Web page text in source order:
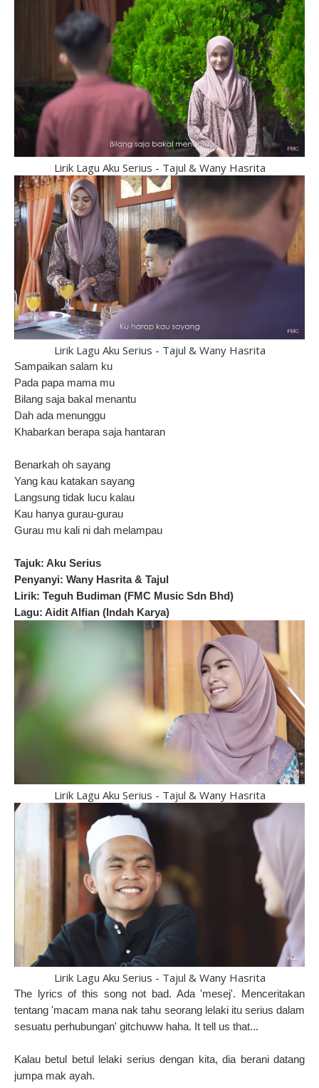
Lirik Lagu Aku Serius - Tajul & Wany Hasrita
Lirik Lagu Aku Serius - Tajul & Wany Hasrita
Sampaikan salam ku
Pada papa mama mu
Bilang saja bakal menantu
Dah ada menunggu
Khabarkan berapa saja hantaran
Benarkah oh sayang
Yang kau katakan sayang
Langsung tidak lucu kalau
Kau hanya gurau-gurau
Gurau mu kali ni dah melampau
Tajuk: Aku Serius
Penyanyi: Wany Hasrita & Tajul
Lirik: Teguh Budiman (FMC Music Sdn Bhd)
Lagu: Aidit Alfian (Indah Karya)
Lirik Lagu Aku Serius - Tajul & Wany Hasrita
Lirik Lagu Aku Serius - Tajul & Wany Hasrita
The lyrics of this song not bad. Ada 'mesej'. Menceritakan
tentang 'macam mana nak tahu seorang lelaki itu serius dalam
sesuatu perhubungan' gitchuww haha. It tell us that...
Kalau betul betul lelaki serius dengan kita, dia berani datang
jumpa mak ayah.